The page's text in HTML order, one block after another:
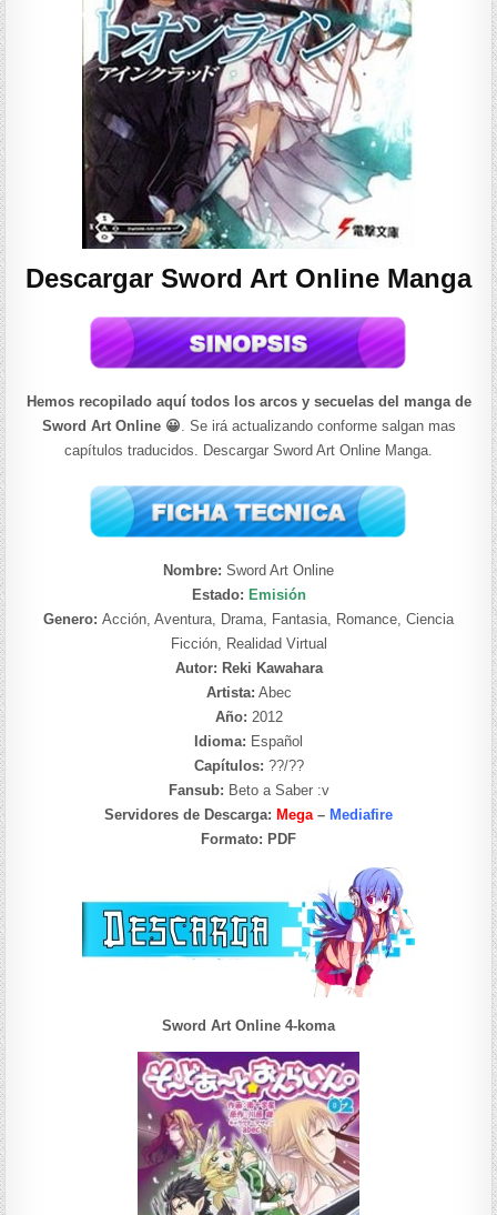
Descargar Sword Art Online Manga
Hemos recopilado aquí todos los arcos y secuelas del manga de
Sword Art Online 😀. Se irá actualizando conforme salgan mas
capítulos traducidos. Descargar Sword Art Online Manga.
Nombre: Sword Art Online
Estado: Emisión
Genero: Acción, Aventura, Drama, Fantasia, Romance, Ciencia
Ficción, Realidad Virtual
Autor: Reki Kawahara
Artista: Abec
Año: 2012
Idioma: Español
Capítulos: ??/??
Fansub: Beto a Saber :v
Servidores de Descarga: Mega– Mediafire
Formato: PDF
Sword Art Online 4-koma